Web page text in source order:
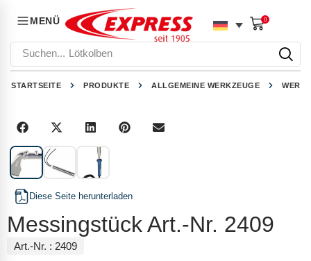
MENÜ 0
Suchen... Lötkolben
STARTSEITE PRODUKTE ALLGEMEINE WERKZEUGE
Diese Seite herunterladen
Messingstück Art.-Nr. 2409
Art.-Nr. : 2409